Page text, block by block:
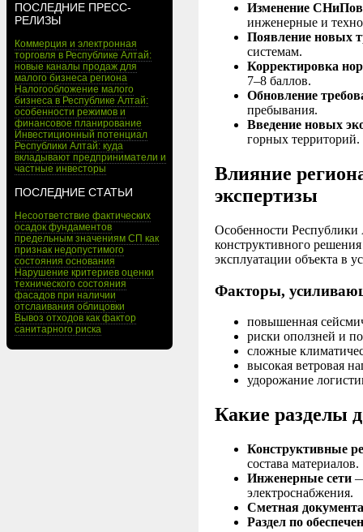
ПОСЛЕДНИЕ ПРЕСС-
РЕЛИЗЫ
Коммерция и электронная
торговля в Республике Алтай:
новые каналы продаж для
малого бизнеса региона
Налогообложение малого
бизнеса в Республике Алтай:
особенности режимов и
финансовое планирование
Инвестиционный потенциал
Республики Алтай: куда
вкладывают предприниматели и
частные инвесторы
ПОСЛЕДНИЕ СТАТЬИ
Несоответствие фактических
осадок фундаментов
предельным значениям СП как
признак недопустимого
состояния основания
Нарушение критериев оценки
технического состояния
фасадов при наличии
отслаивания облицовки
Вывоз отходов как фактор
санитарного риска
Изменение
инженерные и
Появление новых
системам.
Корректировка
7–8 баллов.
Обновление
пребывания.
Введение новых
горных территорий.
Влияние
экспертизы
Особенности
конструктивного
эксплуатации объекта в
Факторы,
повышенная
риски оползней и
сложные
высокая ветровая
удорожание
Какие разделы
Конструктивные
состава материалов.
Инженерные сети
электроснабжения.
Сметная
Раздел по